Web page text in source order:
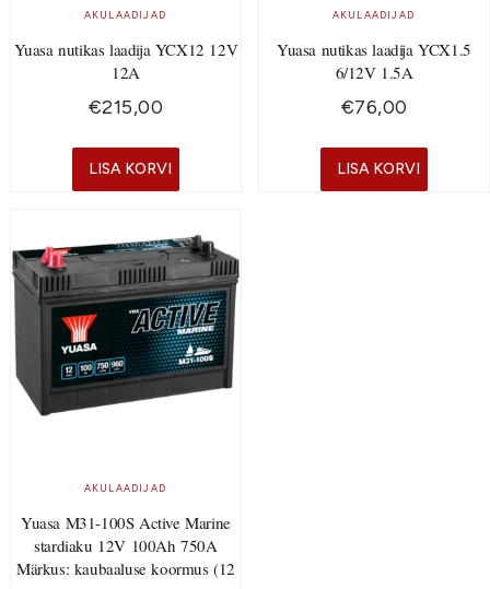
AKULAADIJAD
Yuasa nutikas laadija YCX12 12V
12A
€215,00
LISA KORVI
AKULAADIJAD
Yuasa nutikas laadija YCX1.5
6/12V 1.5A
€76,00
LISA KORVI
AKULAADIJAD
Yuasa M31-100S Active Marine
stardiaku 12V 100Ah 750A
Märkus: kaubaaluse koormus (12